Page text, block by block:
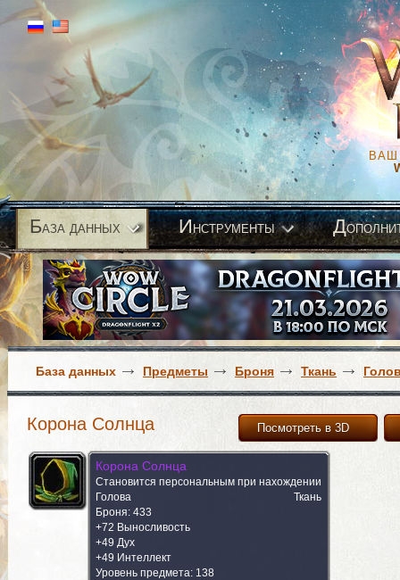
ВАШ
База данных Инструменты Д
База данных Предметы Броня Ткань
Посмотреть в 3D
Корона Солнца
Корона Солнца
Становится персональным при нахождении
Голова
Ткань
Броня: 433
+72 Выносливость
+49 Дух
+49 Интеллект
Уровень предмета: 138
Добывается с (1)